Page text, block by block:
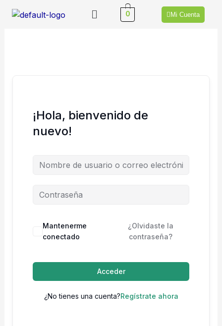
Menú 0 Mi Cuenta
¡Hola, bienvenido de
nuevo!
Mantenerme
conectado
¿Olvidaste la
contraseña?
Acceder
¿No tienes una cuenta?Regístrate ahora